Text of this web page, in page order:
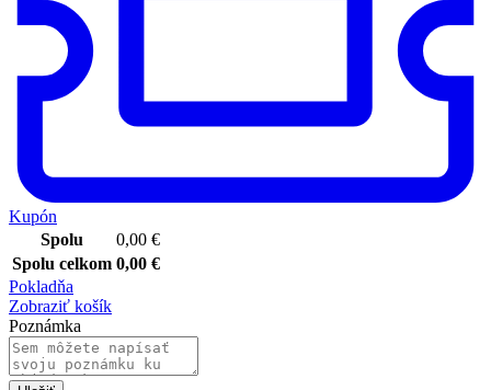
Kupón
Spolu
0,00 €
Spolu celkom 0,00 €
Pokladňa
Zobraziť košík
Poznámka